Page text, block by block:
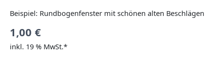
Beispiel: Rundbogenfenster mit schönen alten Beschlägen
1,00 €
inkl. 19 % MwSt.*